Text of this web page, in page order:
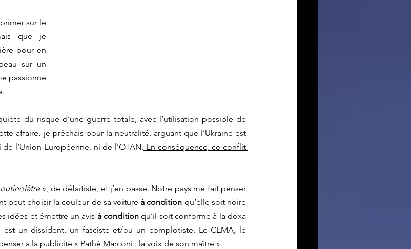
sur le
que je
pour en
sur un
passionne
du risque d’une guerre totale, avec l’utilisation possible de
affaire, je prêchais pour la neutralité, arguant que l’Ukraine est
l’Union Européenne, ni de l’OTAN. En conséquence, ce conflit
», de défaitiste, et j’en passe. Notre pays me fait penser
peut choisir la couleur de sa voiture à condition qu’elle soit noire
idées et émettre un avis à condition qu’il soit conforme à la doxa
un dissident, un fasciste et/ou un complotiste. Le CEMA, le
à la publicité « Pathé Marconi : la voix de son maître ».